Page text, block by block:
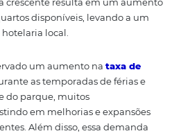
do Parque
na